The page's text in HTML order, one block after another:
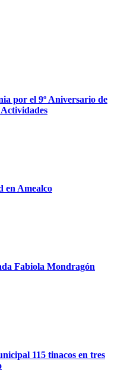
por el 9º Aniversario de
en Amealco
Fabiola Mondragón
115 tinacos en tres